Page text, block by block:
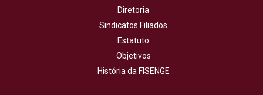
Diretoria
Sindicatos Filiados
Estatuto
Objetivos
História da FISENGE